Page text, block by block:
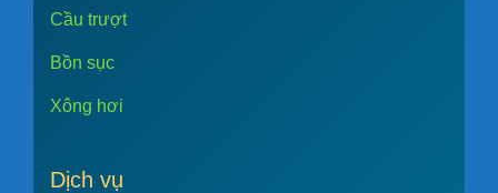
Cầu trượt
Bồn sục
Xông hơi
Dịch vụ